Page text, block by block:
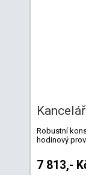
Robustní
hodinový
7 813,-